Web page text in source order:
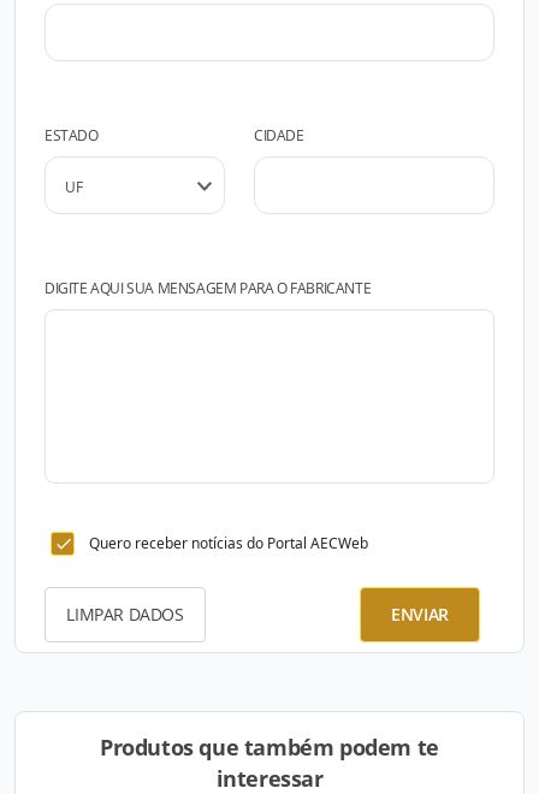
ESTADO CIDADE
DIGITE AQUI SUA MENSAGEM PARA O FABRICANTE
Quero receber notícias do Portal AECWeb
LIMPAR DADOS ENVIAR
Produtos que também podem te
interessar